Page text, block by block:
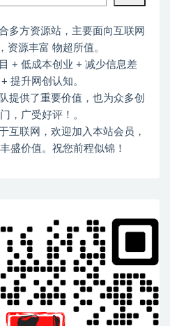
多方资源站，主要面向互联网
资源丰富 物超所值。
+ 低成本创业 + 减少信息差
提升网创认知。
提供了重要价值，也为众多创
，广受好评！。
互联网，欢迎加入本站会员，
盛价值。祝您前程似锦！